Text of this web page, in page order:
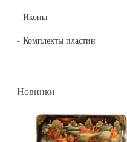
Иконы
Комплекты пластин
Новинки